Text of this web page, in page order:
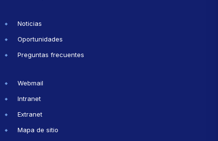
Noticias
Oportunidades
Preguntas frecuentes
Webmail
Intranet
Extranet
Mapa de sitio